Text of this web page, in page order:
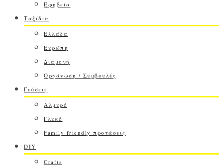
Εφηβεία
Ταξίδια
Ελλάδα
Ευρώπη
Διαμονή
Οργάνωση / Συμβουλές
Γεύσεις
Αλμυρό
Γλυκό
Family friendly προτάσεις
DIY
Crafts